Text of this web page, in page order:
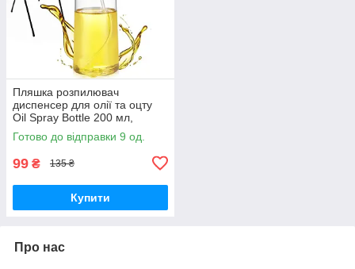
Пляшка розпилювач
диспенсер для олії та оцту
Oil Spray Bottle 200 мл,
Чорний
Готово до відправки 9 од.
99 ₴ 135 ₴
Купити
Про нас